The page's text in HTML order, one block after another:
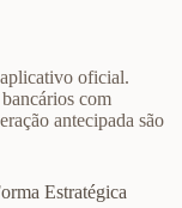
oficial.
com
antecipada são
Estratégica